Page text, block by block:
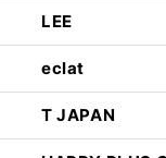
LEE
eclat
T JAPAN